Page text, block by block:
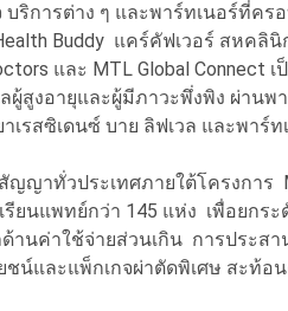
ริการต่าง ๆ และพาร์ทเนอร์ที่คร
Buddy แคร์คัฟเวอร์ สหคลิ
และ MTL Global Connect
สูงอายุและผู้มีภาวะพึ่งพิง ผ่านพ
เรสซิเดนซ์ บาย ลิฟเวล และพาร์
ญาทั่วประเทศภายใต้โครงการ
ยนแพทย์กว่า 145 แห่ง เพื่อยกร
นค่าใช้จ่ายส่วนเกิน การประสา
ชน์และแพ็กเกจผ่าตัดพิเศษ สะท้